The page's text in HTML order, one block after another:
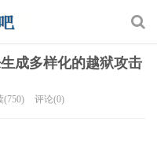
成多样化的越狱攻击
(750) 评论(0)